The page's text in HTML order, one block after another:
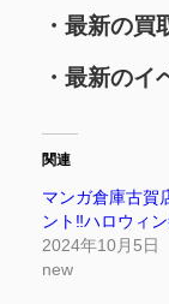
・最新の買
・最新のイ
関連
マンガ倉庫古賀
ント‼ハロウィ
2024年10月5日
new